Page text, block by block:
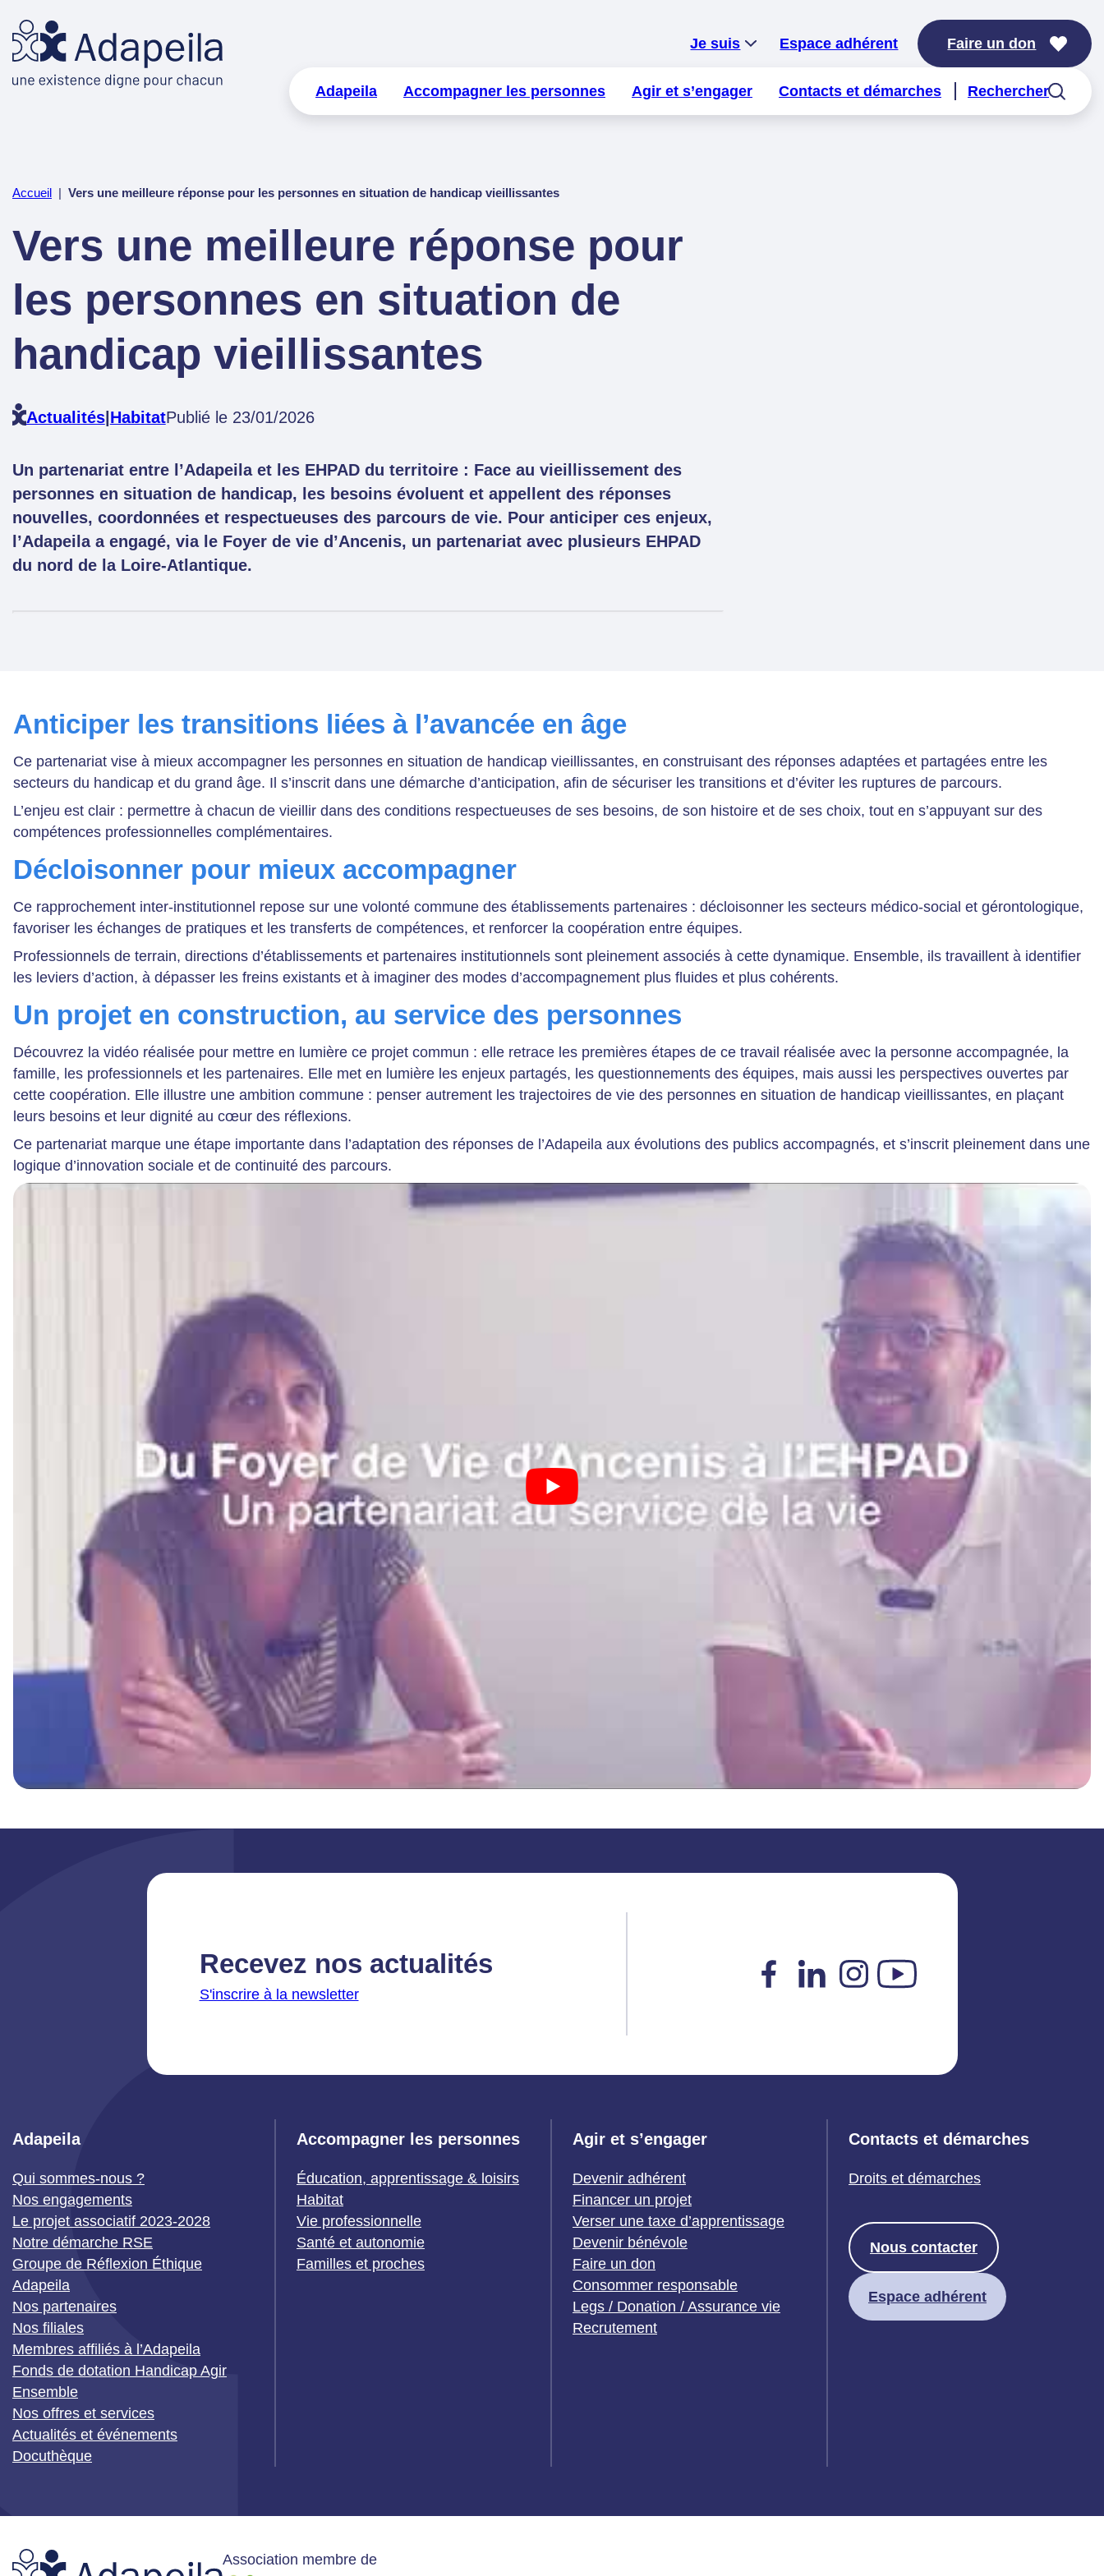
Je suis Espace adhérent Faire un don
Adapeila Accompagner les personnes Agir et s’engager Contacts et démarches Rechercher
Accueil Vers une meilleure réponse pour les personnes en situation de handicap vieillissantes
Vers une meilleure réponse pour
les personnes en situation de
handicap vieillissantes
Actualités| HabitatPublié le 23/01/2026
Un partenariat entre l’Adapeila et les EHPAD du territoire : Face au vieillissement des
personnes en situation de handicap, les besoins évoluent et appellent des réponses
nouvelles, coordonnées et respectueuses des parcours de vie. Pour anticiper ces enjeux,
l’Adapeila a engagé, via le Foyer de vie d’Ancenis, un partenariat avec plusieurs EHPAD
du nord de la Loire-Atlantique.
Anticiper les transitions liées à l’avancée en âge
Ce partenariat vise à mieux accompagner les personnes en situation de handicap vieillissantes, en construisant des réponses adaptées et partagées entre les
secteurs du handicap et du grand âge. Il s’inscrit dans une démarche d’anticipation, afin de sécuriser les transitions et d’éviter les ruptures de parcours.
L’enjeu est clair : permettre à chacun de vieillir dans des conditions respectueuses de ses besoins, de son histoire et de ses choix, tout en s’appuyant sur des
compétences professionnelles complémentaires.
Décloisonner pour mieux accompagner
Ce rapprochement inter-institutionnel repose sur une volonté commune des établissements partenaires : décloisonner les secteurs médico-social et gérontologique,
favoriser les échanges de pratiques et les transferts de compétences, et renforcer la coopération entre équipes.
Professionnels de terrain, directions d’établissements et partenaires institutionnels sont pleinement associés à cette dynamique. Ensemble, ils travaillent à identifier
les leviers d’action, à dépasser les freins existants et à imaginer des modes d’accompagnement plus fluides et plus cohérents.
Un projet en construction, au service des personnes
Découvrez la vidéo réalisée pour mettre en lumière ce projet commun : elle retrace les premières étapes de ce travail réalisée avec la personne accompagnée, la
famille, les professionnels et les partenaires. Elle met en lumière les enjeux partagés, les questionnements des équipes, mais aussi les perspectives ouvertes par
cette coopération. Elle illustre une ambition commune : penser autrement les trajectoires de vie des personnes en situation de handicap vieillissantes, en plaçant
leurs besoins et leur dignité au cœur des réflexions.
Ce partenariat marque une étape importante dans l’adaptation des réponses de l’Adapeila aux évolutions des publics accompagnés, et s’inscrit pleinement dans une
logique d’innovation sociale et de continuité des parcours.
Recevez nos actualités
S'inscrire à la newsletter
Facebook
LinkedIn
Instagram
YouTube
Adapeila
Qui sommes-nous ?
Nos engagements
Le projet associatif 2023-2028
Notre démarche RSE
Groupe de Réflexion Éthique
Adapeila
Nos partenaires
Nos filiales
Membres affiliés à l’Adapeila
Fonds de dotation Handicap Agir
Ensemble
Nos offres et services
Actualités et événements
Docuthèque
Accompagner les personnes
Éducation, apprentissage & loisirs
Habitat
Vie professionnelle
Santé et autonomie
Familles et proches
Agir et s’engager
Devenir adhérent
Financer un projet
Verser une taxe d’apprentissage
Devenir bénévole
Faire un don
Consommer responsable
Legs / Donation / Assurance vie
Recrutement
Contacts et démarches
Droits et démarches
Nous contacter
Espace adhérent
Association membre de